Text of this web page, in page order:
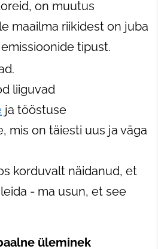
on muutus
maailma riikidest on juba
emissioonide tipust.
liiguvad
ja tööstuse
mis on täiesti uus ja väga
korduvalt näidanud, et
- ma usun, et see
üleminek